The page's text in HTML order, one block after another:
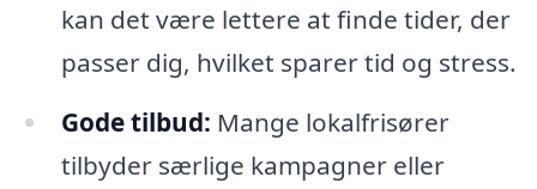
kan det være lettere at finde tider, der
passer dig, hvilket sparer tid og stress.
Gode tilbud: Mange lokalfrisører
tilbyder særlige kampagner eller